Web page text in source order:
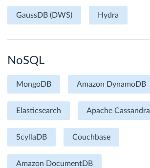
GaussDB (DWS) Hydra
NoSQL
MongoDB Amazon DynamoDB
Elasticsearch Apache Cassandra
ScyllaDB Couchbase
Amazon DocumentDB